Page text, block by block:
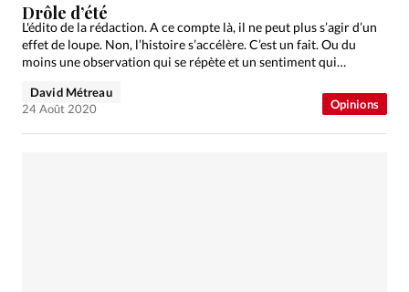
Opinions
Drôle d’été
L'édito de la rédaction. A ce compte là, il ne peut plus s’agir d’un
effet de loupe. Non, l’histoire s’accélère. C’est un fait. Ou du
moins une observation qui se répète et un sentiment qui…
David Métreau
24 Août 2020